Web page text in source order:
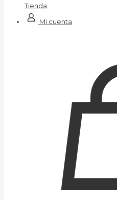
Tienda
Mi cuenta